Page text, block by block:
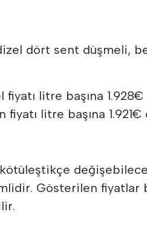
dört sent düşmeli,
litre başına 1.928€
fiyatı litre başına
Gösterilen fiyatlar